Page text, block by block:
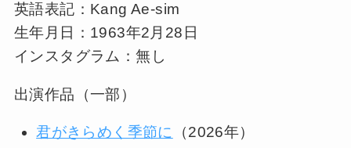
英語表記：Kang Ae-sim
生年月日：1963年2月28日
インスタグラム：無し
出演作品（一部）
君がきらめく季節に
（2026年）